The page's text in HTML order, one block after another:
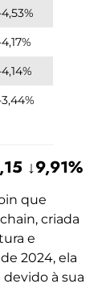
↓9,91%
que
criada
e
2024, ela
à sua